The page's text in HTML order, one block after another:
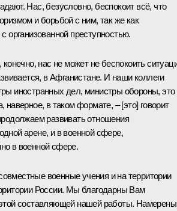
Нас, безусловно, беспокоит всё, что
и борьбой с ним, так же как
организованной преступностью.
конечно, нас не может не беспокоить
в Афганистане. И наши коллеги
иностранных дел, министры обороны, это
наверное, в таком формате, – [это] говорит
развивать отношения
арене, и в военной сфере,
в военной сфере.
военные учения и на территории
России. Мы благодарны Вам
составляющей нашей работы. Намерены